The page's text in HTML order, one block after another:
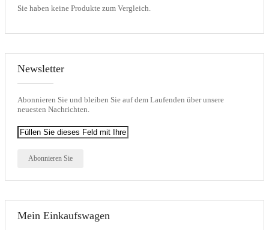
Sie haben keine Produkte zum Vergleich.
Newsletter
Abonnieren Sie und bleiben Sie auf dem Laufenden über unsere
neuesten Nachrichten.
Abonnieren Sie
Mein Einkaufswagen